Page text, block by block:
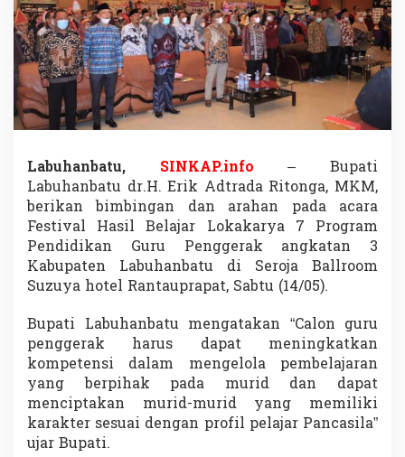
B
e
r
i
k
b
i
n
g
a
n
p
a
a
A
c
a
r
a
e
s
Labuhanbatu, SINKAP.info – Bupati
Labuhanbatu dr.H. Erik Adtrada Ritonga, MKM,
berikan bimbingan dan arahan pada acara
Festival Hasil Belajar Lokakarya 7 Program
Pendidikan Guru Penggerak angkatan 3
Kabupaten Labuhanbatu di Seroja Ballroom
Suzuya hotel Rantauprapat, Sabtu (14/05).
Bupati Labuhanbatu mengatakan “Calon guru
penggerak harus dapat meningkatkan
kompetensi dalam mengelola pembelajaran
yang berpihak pada murid dan dapat
menciptakan murid-murid yang memiliki
karakter sesuai dengan profil pelajar Pancasila”
ujar Bupati.